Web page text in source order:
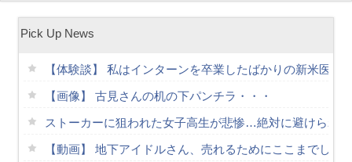
Pick Up News
【体験談】 私はインターンを卒業したばかりの新米医者
【画像】 古見さんの机の下パンチラ・・・
ストーカーに狙われた女子高生が悲惨…絶対に避けられ
【動画】 地下アイドルさん、売れるためにここまで